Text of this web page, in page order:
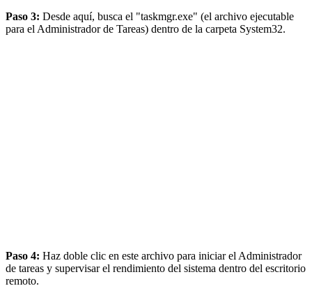
Paso 3: Desde aquí, busca el "taskmgr.exe" (el archivo ejecutable
para el Administrador de Tareas) dentro de la carpeta System32.
Paso 4: Haz doble clic en este archivo para iniciar el Administrador
de tareas y supervisar el rendimiento del sistema dentro del escritorio
remoto.